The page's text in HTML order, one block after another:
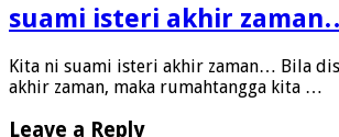
suami isteri akhir
Kita ni suami isteri akhir zaman… Bila
akhir zaman, maka rumahtangga kita …
Leave a Reply